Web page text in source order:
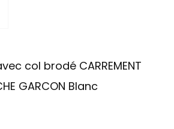
col brodé CARREMENT
GARCON Blanc